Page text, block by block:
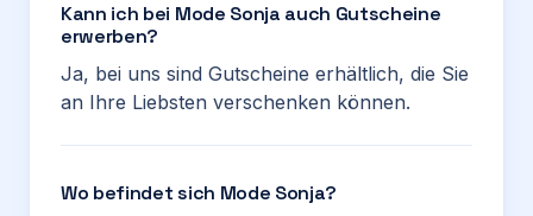
Kann ich bei Mode Sonja auch Gutscheine
erwerben?
Ja, bei uns sind Gutscheine erhältlich, die Sie
an Ihre Liebsten verschenken können.
Wo befindet sich Mode Sonja?